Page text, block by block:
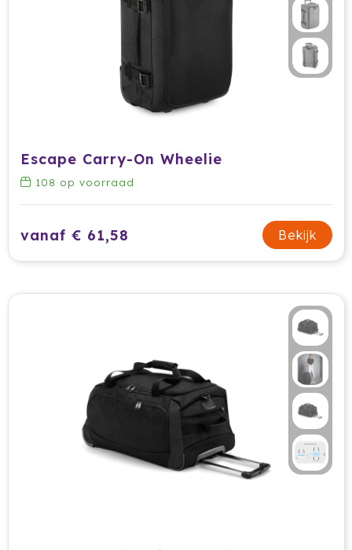
Escape Carry-On Wheelie
108 op voorraad
vanaf € 61,58 Bekijk